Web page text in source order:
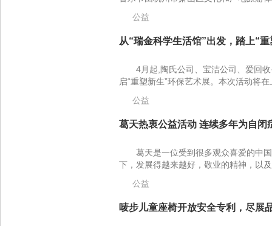
公益
从“瑞金科学生活馆”出发，踏上“
4月起,陶氏公司、宝洁公司、爱回
启“重塑新生”环保艺术展。本次活动将
公益
葛天热衷公益活动 连续多年为自闭
葛天是一位受到很多观众喜爱的中
下，发展得越来越好，敬业的精神，以
公益
唛步儿童座椅开放安全专利，尽展